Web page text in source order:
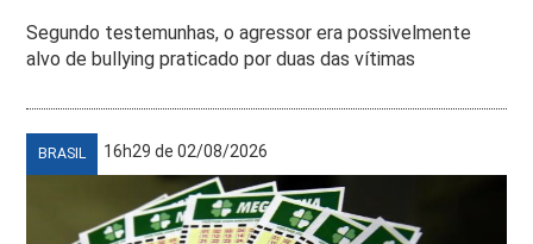
Segundo testemunhas, o agressor era possivelmente
alvo de bullying praticado por duas das vítimas
BRASIL 16h29 de 02/08/2026